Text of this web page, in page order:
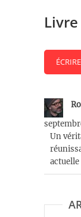
Livre
Un
actuelle